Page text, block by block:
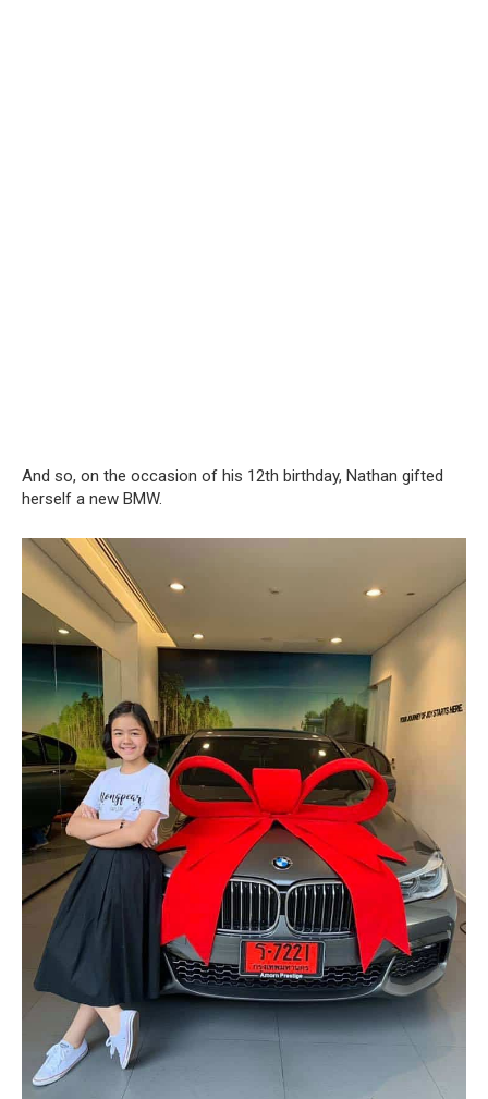
And so, on the occasion of his 12th birthday, Nathan gifted
herself a new BMW.